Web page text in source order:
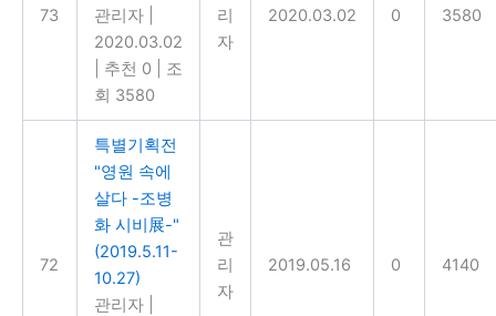
73
관리자
2020.03.02
추천 0
조
회 3580
리
자
2020.03.02 0 3580
72
특별기획전
"영원 속에
살다 -조병
화 시비展-"
(2019.5.11-
10.27)
관리자
관
리
자
2019.05.16 0 4140